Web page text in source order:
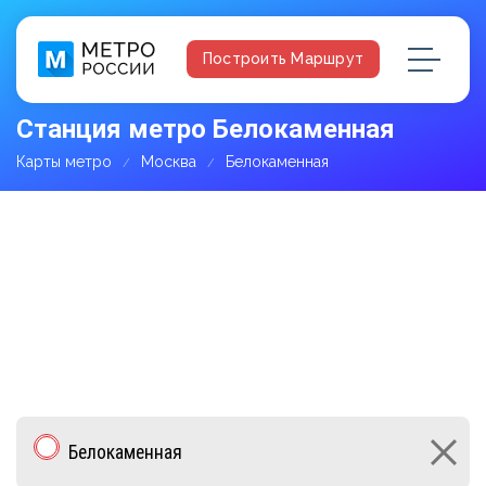
Построить Маршрут
Станция метро Белокаменная
Карты метро Москва Белокаменная